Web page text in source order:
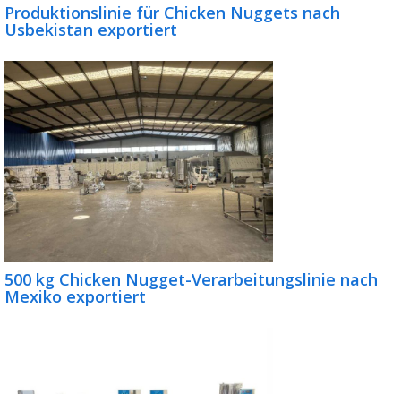
Produktionslinie für Chicken Nuggets nach
Usbekistan exportiert
500 kg Chicken Nugget-Verarbeitungslinie nach
Mexiko exportiert